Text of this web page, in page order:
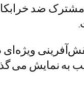
مشترک ضد
به نمایش می